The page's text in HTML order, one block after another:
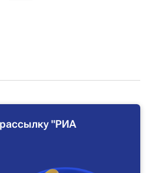
"РИА